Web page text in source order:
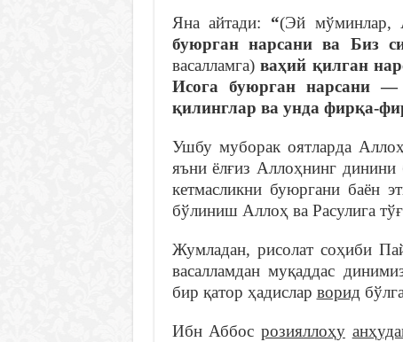
Яна айтади: “(Эй мўминлар,
буюрган нарсани ва Биз
васалламга) ваҳий қилган
Исога буюрган нарсани
қилинглар ва унда фирқа-
Ушбу муборак оятларда
яъни ёлғиз Аллоҳнинг
кетмасликни буюргани баён
бўлиниш Аллоҳ ва Расулига
Жумладан, рисолат соҳиби
васалламдан муқаддас
бир қатор ҳадислар ворид
Ибн Аббос розияллоҳу